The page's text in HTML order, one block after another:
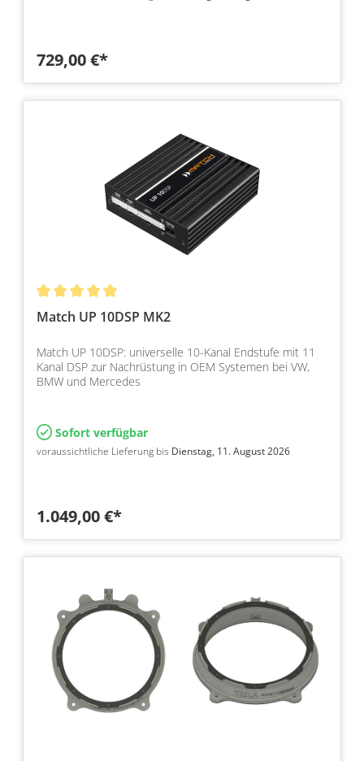
729,00 €*
Match UP 10DSP MK2
Match UP 10DSP: universelle 10-Kanal Endstufe mit 11
Kanal DSP zur Nachrüstung in OEM Systemen bei VW,
BMW und Mercedes
Sofort verfügbar
voraussichtliche Lieferung bis Dienstag, 11. August 2026
1.049,00 €*